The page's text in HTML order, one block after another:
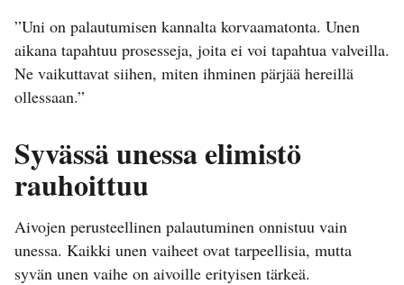
”Uni on palautumisen kannalta korvaamatonta. Unen
aikana tapahtuu prosesseja, joita ei voi tapahtua valveilla.
Ne vaikuttavat siihen, miten ihminen pärjää hereillä
ollessaan.”
Syvässä unessa elimistö
rauhoittuu
Aivojen perusteellinen palautuminen onnistuu vain
unessa. Kaikki unen vaiheet ovat tarpeellisia, mutta
syvän unen vaihe on aivoille erityisen tärkeä.